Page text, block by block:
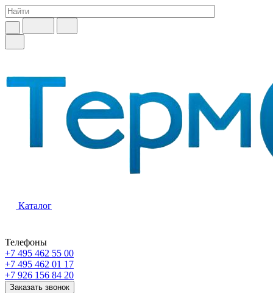
Каталог
Телефоны
+7 495 462 55 00
+7 495 462 01 17
+7 926 156 84 20
Заказать звонок